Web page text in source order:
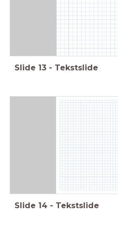
Slide 13 - Tekstslide
Slide 14 - Tekstslide